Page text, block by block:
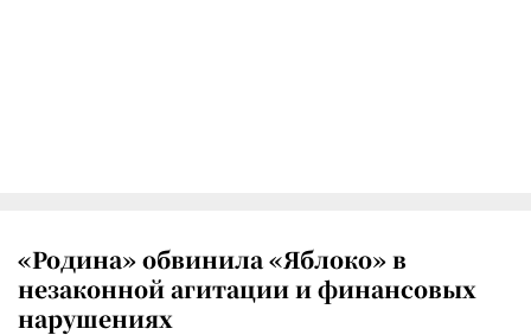
«Родина» обвинила «Яблоко» в
незаконной агитации и финансовых
нарушениях